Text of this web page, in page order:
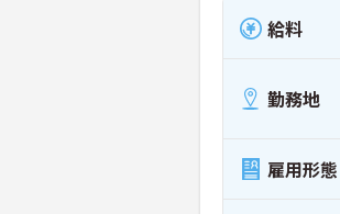
給料
勤務地
雇用形態